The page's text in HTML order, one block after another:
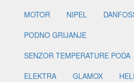
MOTOR
NIPEL
PODNO GRIJANJE
SENZOR TEMPERATURE PODA
ELEKTRA
GLAMOX